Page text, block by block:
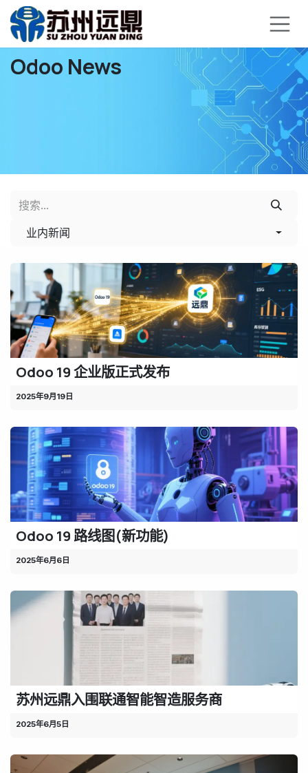
跳至内容
Odoo News
业内新闻
Odoo 19 企业版正式发布
2025年9月19日
Odoo 19 路线图(新功能)
2025年6月6日
苏州远鼎入围联通智能智造服务商
2025年6月5日